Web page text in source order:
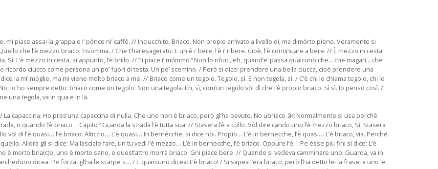
mi piace assai la grappa e i’ pònce ni’ caffè. // Inciucchito. Briaco. Non propio arrivato a livello di, ma dimórto pieno. Veramente si
che l’è mezzo briaco, ’nsomma. / Che t’hai esagerato: E un è i’ bere, l’è i’ ribere. Cioè, l’è continuare a bere. // È mezzo in cesta
Sì. L’è mezzo in cesta, sì appunto, l’è brillo. // Ti piace i’ mómmo? Non lo rifiuti, eh, quand’e’ passa qualcuno che... che magari... che
ricordo ciucco come persona un po’ fuori di testa. Un po’ scemino. / Però si dice: prendere una bella ciucca, cioè prendere una
la mi’ moglie, ma mi viene molto briaco a me. // Briaco come un tegolo. Tegolo, sì. E non tegola, sì. / C’è chi lo chiama tegolo, chi lo
io ho sempre detto: briaco come un tegolo. Non una tegola. Eh, sì, com’un tegolo vòl dì che l’è propio briaco. Sì sì. Io penso così. /
una tegola, va in qua e in là.
capaccina: Ho pres’una capaccina di nulla. Che uno non è briaco, però gl’ha bevuto. No ubriaco.
Normalmente si usa perché
o quando l’è briaco… Capito? Guarda la strada l’è tutta sua! // Stasera l’è a còllo. Vòl dire cando uno l’è mezzo briaco, Sì. Stasera
vòl di l’è quasi… l’è briaco. Alticcio… L’è quasi… In bernècche, si dice noi. Propio… L’è in bernecche, l’è quasi… L’è briaco, via. Perché
Allora gli si dice: Ma lascialo fare, un tu vedi l’è mezzo… L’è in bernecche, l’è briaco. Oppure l’è… Pe èsse più fini si dice: L’è
è morto bria(c)o, uno è morto sano, e quest’attro morrà briaco. Gni piace bere. // Quande si vedeva camminare uno: Guarda, va in
dicea: Pe forza, gl’ha le scarpe s… / E quarcuno dicea: L’è briaco! / Si sapea l’era briaco, però l’ha detto lei la frase, a uno le